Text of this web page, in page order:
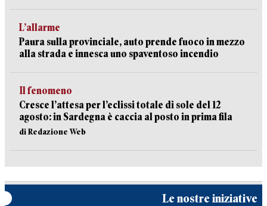
L’allarme
Paura sulla provinciale, auto prende fuoco in mezzo
alla strada e innesca uno spaventoso incendio
Il fenomeno
Cresce l’attesa per l’eclissi totale di sole del 12
agosto: in Sardegna è caccia al posto in prima fila
di Redazione Web
Le nostre iniziative